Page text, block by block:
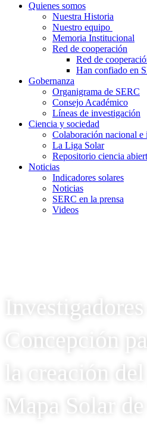
Quienes somos
Nuestra Historia
Nuestro equipo
Memoria Institucional
Red de cooperación
Red de
Han confiado en
Gobernanza
Organigrama de SERC
Consejo Académico
Líneas de investigación
Ciencia y sociedad
Colaboración nacional e
La Liga Solar
Repositorio ciencia
Noticias
Indicadores solares
Noticias
SERC en la prensa
Videos
Concepción
la creación
Mapa Solar